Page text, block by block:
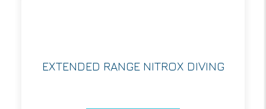
EXTENDED RANGE NITROX DIVING